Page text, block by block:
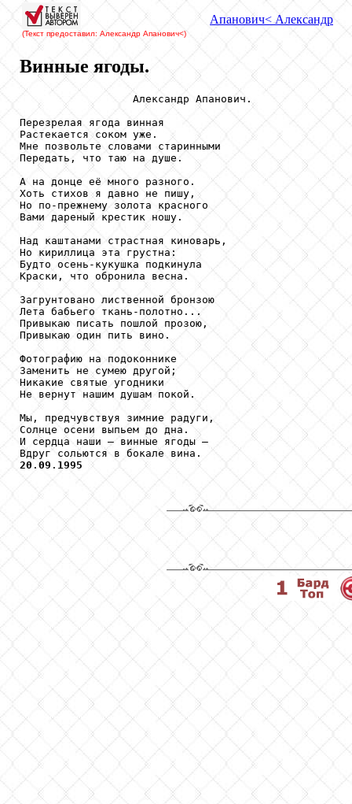
(Текст предоставил: Александр Апанович<)
Апанович< Александр
Винные ягоды.
                  Александр Апанович.
Перезрелая ягода винная
Растекается соком уже.
Мне позвольте словами старинными
Передать, что таю на душе.
А на донце её много разного.
Хоть стихов я давно не пишу,
Но по-прежнему золота красного
Вами дареный крестик ношу.
Над каштанами страстная киноварь,
Но кириллица эта грустна:
Будто осень-кукушка подкинула
Краски, что обронила весна.
Загрунтовано лиственной бронзою
Лета бабьего ткань-полотно...
Привыкаю писать пошлой прозою,
Привыкаю один пить вино.
Фотографию на подоконнике
Заменить не сумею другой;
Никакие святые угодники
Не вернут нашим душам покой.
Мы, предчувствуя зимние радуги,
Солнце осени выпьем до дна.
И сердца наши — винные ягоды —
20 . 09 . 1995